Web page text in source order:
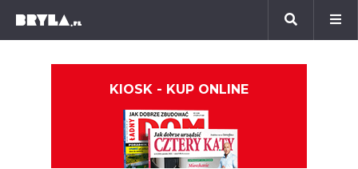
KIOSK - KUP ONLINE